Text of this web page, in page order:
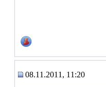
08.11.2011, 11:20